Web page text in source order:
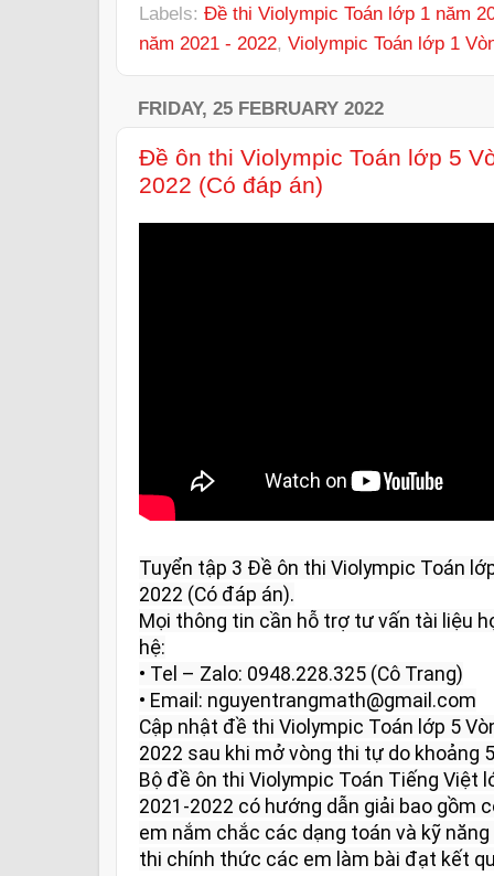
Labels: Đề thi Violympic Toán lớp 1 năm
năm 2021 - 2022, Violympic Toán lớp 1
FRIDAY, 25 FEBRUARY 2022
Đề ôn thi Violympic Toán lớp 5
2022 (Có đáp án)
Tuyển tập 3 Đề ôn thi Violympic Toán
2022 (Có đáp án).
Mọi thông tin cần hỗ trợ tư vấn tài liệu
hệ:
• Tel – Zalo: 0948.228.325 (Cô Trang)
• Email: nguyentrangmath@gmail.com
Cập nhật đề thi Violympic Toán lớp 5
2022 sau khi mở vòng thi tự do khoảng
Bộ đề ôn thi Violympic Toán Tiếng Việt
2021-2022 có hướng dẫn giải bao gồm
em nắm chắc các dạng toán và kỹ
thi chính thức các em làm bài đạt kết